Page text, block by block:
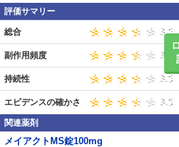
評価サマリー
総合
副作用頻度
持続性
エビデンスの確かさ
関連薬剤
メイアクトMS錠100mg